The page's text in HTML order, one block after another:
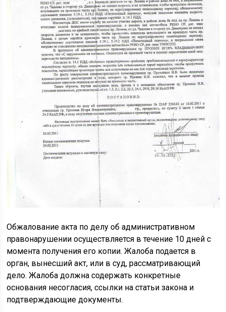
Обжалование акта по делу об административном
правонарушении осуществляется в течение 10 дней с
момента получения его копии. Жалоба подается в
орган, вынесший акт, или в суд, рассматривающий
дело. Жалоба должна содержать конкретные
основания несогласия, ссылки на статьи закона и
подтверждающие документы.